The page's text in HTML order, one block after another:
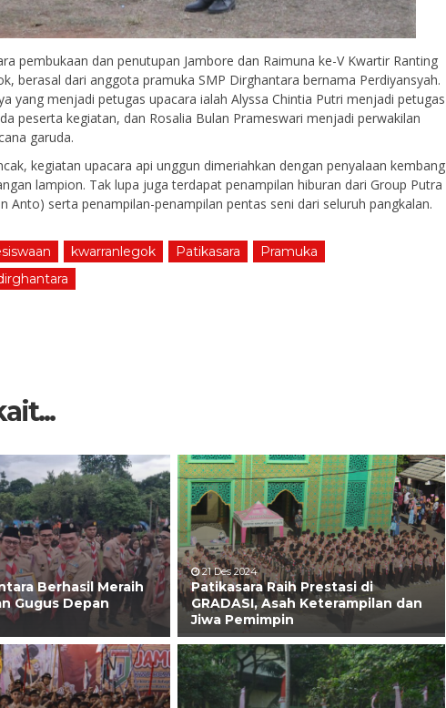
pembukaan dan penutupan Jambore dan Raimuna ke-V Kwartir Ranting
berasal dari anggota pramuka SMP Dirghantara bernama Perdiyansyah.
yang menjadi petugas upacara ialah Alyssa Chintia Putri menjadi petugas
peserta kegiatan, dan Rosalia Bulan Prameswari menjadi perwakilan
garuda.
kegiatan upacara api unggun dimeriahkan dengan penyalaan kembang
lampion. Tak lupa juga terdapat penampilan hiburan dari Group Putra
Anto) serta penampilan-penampilan pentas seni dari seluruh pangkalan.
kwarranlegok Patikasara
Pramuka
Berhasil Meraih
Gugus Depan
21 Des 2024
Patikasara Raih Prestasi di
GRADASI, Asah Keterampilan dan
Jiwa Pemimpin